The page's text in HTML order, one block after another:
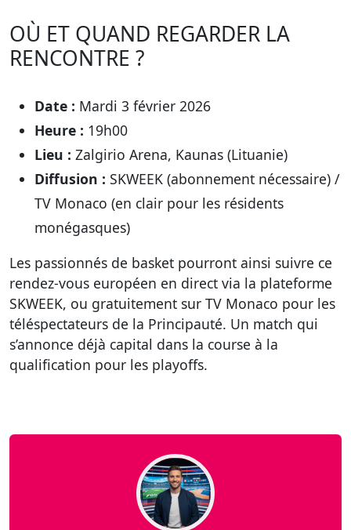
OÙ ET QUAND REGARDER LA
RENCONTRE ?
Date : Mardi 3 février 2026
Heure : 19h00
Lieu : Zalgirio Arena, Kaunas (Lituanie)
Diffusion : SKWEEK (abonnement nécessaire) /
TV Monaco (en clair pour les résidents
monégasques)
Les passionnés de basket pourront ainsi suivre ce
rendez-vous européen en direct via la plateforme
SKWEEK, ou gratuitement sur TV Monaco pour les
téléspectateurs de la Principauté. Un match qui
s’annonce déjà capital dans la course à la
qualification pour les playoffs.